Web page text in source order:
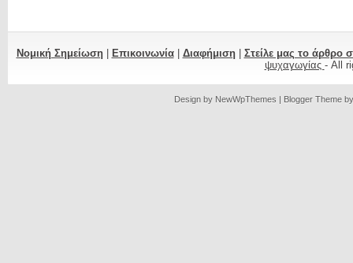
Νομική Σημείωση| Επικοινωνία| Διαφήμιση| Στείλε μας το άρθρο
ψυχαγωγίας - All
Design by NewWpThemes | Blogger Theme